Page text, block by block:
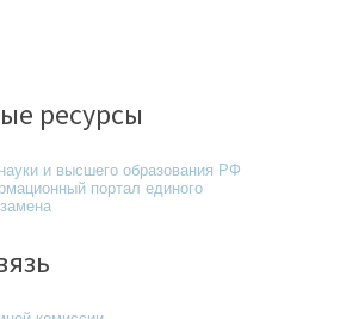
ресурсы
и высшего образования РФ
портал единого